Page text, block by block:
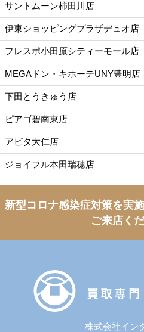
サントムーン柿田川店
伊東ショッピングプラザデュオ店
フレスポ小田原シティーモール店
MEGAドン・キホーテUNY豊明店
下田とうきゅう店
ピアゴ碧南東店
アピタ大仁店
ジョイフル本田瑞穂店
新型コロナ感染症対策を実
ご来店くだ
株式会社イン